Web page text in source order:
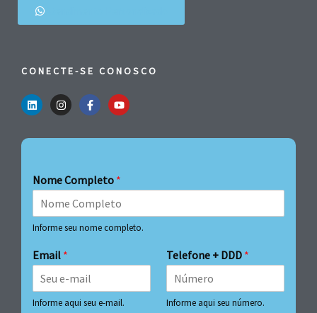
CONECTE-SE CONOSCO
Nome Completo *
Informe seu nome completo.
Email *
Informe aqui seu e-mail.
Telefone + DDD *
Informe aqui seu número.